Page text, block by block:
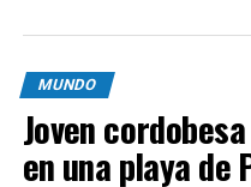
que sufrió el mayor
Las imágenes que
desprendimientos de
Pozzuoli parte de una
vehículos estacionados y
MUNDO
Joven
en una playa de